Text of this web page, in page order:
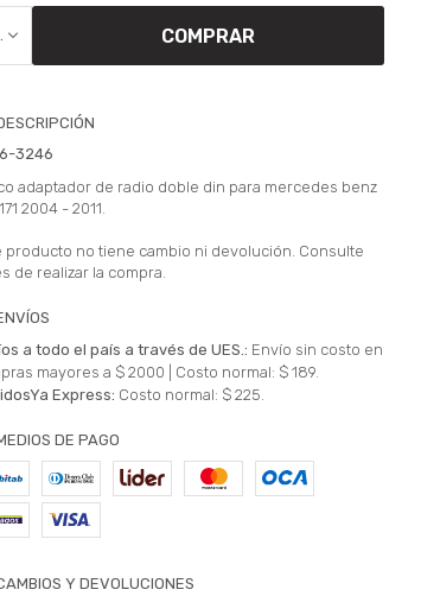
COMPRAR
3246
adaptador de radio doble din para mercedes benz
2004 - 2011.
producto no tiene cambio ni devolución. Consulte
de realizar la compra.
a todo el país a través de UES.: Envío sin costo en
mayores a $ 2000 | Costo normal: $ 189.
Express: Costo normal: $ 225.
DE PAGO
Y DEVOLUCIONES